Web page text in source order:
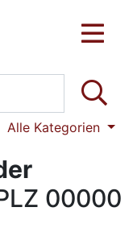
Alle Kategorien
00000